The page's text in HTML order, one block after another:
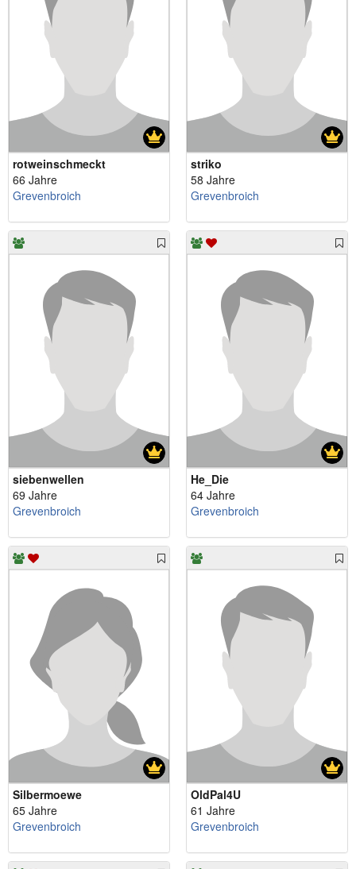
rotweinschmeckt
66 Jahre
Grevenbroich
striko
58 Jahre
Grevenbroich
siebenwellen
69 Jahre
Grevenbroich
He_Die
64 Jahre
Grevenbroich
Silbermoewe
65 Jahre
Grevenbroich
OldPal4U
61 Jahre
Grevenbroich